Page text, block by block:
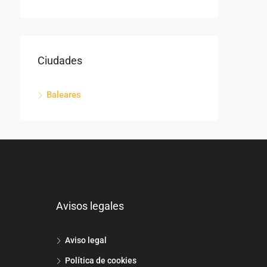
Ciudades
Baleares
Avisos legales
Aviso legal
Política de cookies